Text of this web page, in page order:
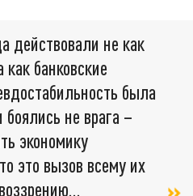
действовали не как
банковские
была
не врага –
экономику
это вызов всему их